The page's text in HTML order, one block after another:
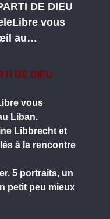
DE DIEU
vous
au…
DE DIEU
vous
Liban.
Libbrecht et
à la rencontre
5 portraits, un
petit peu mieux